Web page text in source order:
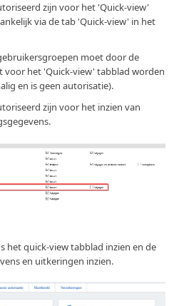
zijn voor het 'Quick-view'
via de tab 'Quick-view' in het
moet door de
voor het 'Quick-view' tabblad worden
en is geen autorisatie).
zijn voor het inzien van
het quick-view tabblad inzien en de
en uitkeringen inzien.